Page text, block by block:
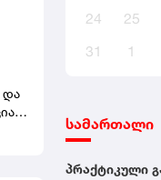
და
24
25
31
1
სამართალი
პრაქტიკული